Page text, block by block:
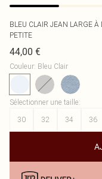
BLEU CLAIR JEAN LARGE À
PETITE
44,00 €
Couleur: Bleu Clair
Sélectionner une taille:
30
32 34 36